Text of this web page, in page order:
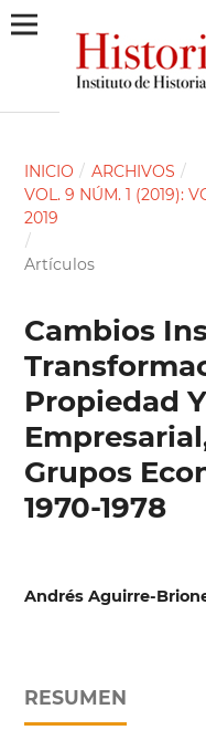
INICIO / ARCHIVOS /
VOL. 9 NÚM. 1 (2019):
2019
/
Artículos
Cambios
Propiedad
Grupos
1970-1978
Andrés Aguirre-
RESUMEN